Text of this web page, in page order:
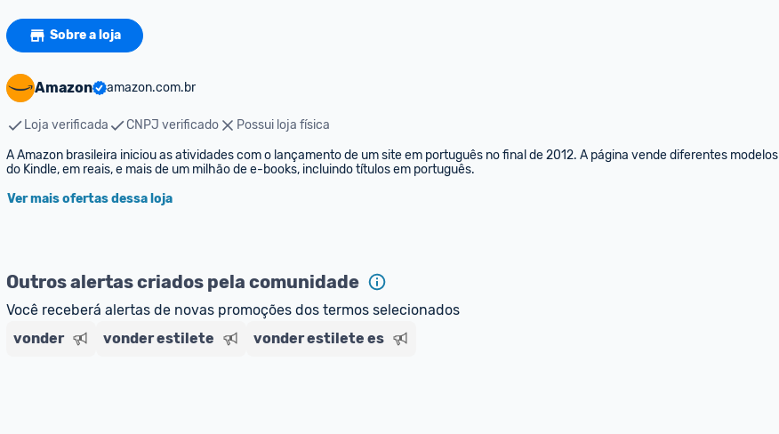
Sobre a loja
Amazon amazon.com.br
Loja verificada CNPJ verificado
Possui loja física
A Amazon brasileira iniciou as atividades com o lançamento de um site em português no final de 2012. A página vende diferentes modelos
do Kindle, em reais, e mais de um milhão de e-books, incluindo títulos em português.
Ver mais ofertas dessa loja
Outros alertas criados pela comunidade
Você receberá alertas de novas promoções dos termos selecionados
vonder
vonder estilete vonder estilete es